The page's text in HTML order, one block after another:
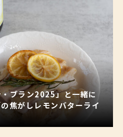
・ブラン2025」と一緒に
焦がしレモンバターライ